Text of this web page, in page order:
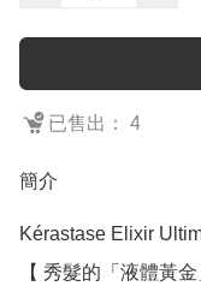
已售出： 4
簡介
Kérastase Elixir
【 秀髮的「液體黃